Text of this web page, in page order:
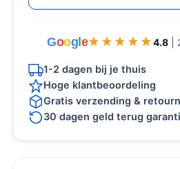
Goog e★★★★★
★★★★★ 4.8
1-2 dagen bij je thuis
Hoge klantbeoordeling
Gratis verzending &
30 dagen geld terug